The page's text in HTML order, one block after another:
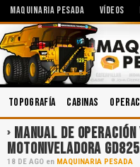
MAQUINARIA PESADA VÍDEOS
Topografía Cabinas
MANUAL DE
MOTONIVELADORA
18 DE AGO en MAQUINARIA PESADA